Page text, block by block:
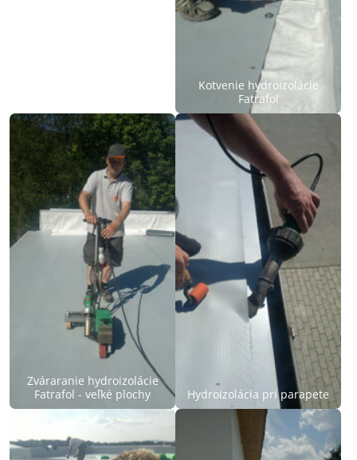
Kotvenie hydroizolácie
Fatrafol
Zváraranie hydroizolácie
Fatrafol - veľké plochy
Hydroizolácia pri parapete